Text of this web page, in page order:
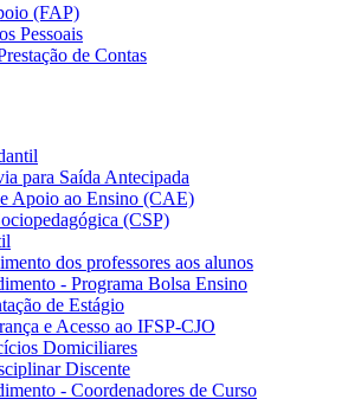
(FAP)
Pessoais
de Contas
para Saída Antecipada
Apoio ao Ensino (CAE)
(CSP)
dos professores aos alunos
- Programa Bolsa Ensino
de Estágio
e Acesso ao IFSP-CJO
Domiciliares
Discente
- Coordenadores de Curso